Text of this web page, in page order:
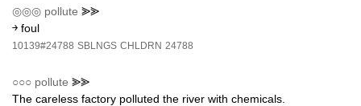
◎◎◎ pollute ⪢⪢
￫ foul
10139#24788 SBLNGS CHLDRN 24788
○○○ pollute ⪢⪢
The careless factory polluted the river with chemicals.